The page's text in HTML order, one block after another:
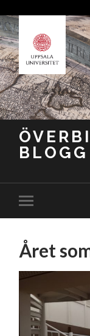
BLOGG
på/av
Året